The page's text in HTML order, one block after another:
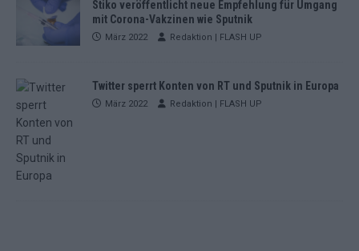
Stiko veröffentlicht neue Empfehlung für Umgang
mit Corona-Vakzinen wie Sputnik
März 2022 Redaktion | FLASH UP
Twitter sperrt Konten von RT und Sputnik in Europa
März 2022 Redaktion | FLASH UP